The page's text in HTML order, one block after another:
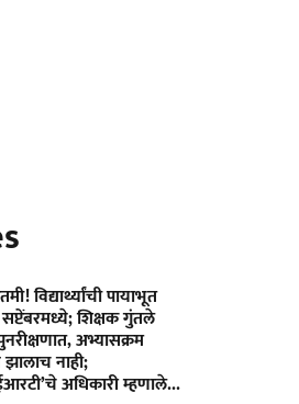
विद्यार्थ्यांची पायाभूत
शिक्षक गुंतले
अभ्यासक्रम
नाही;
अधिकारी म्हणाले...